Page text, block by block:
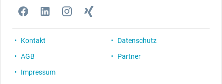
Kontakt
AGB
Impressum
Datenschutz
Partner